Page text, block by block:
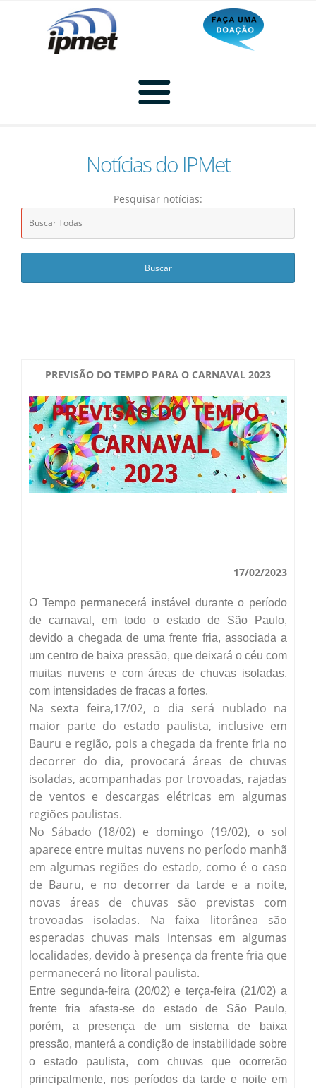
Home
Radar Animado
Radar GIS Local
Radar PPI GIS
Alertas no Telegram
Alertas na sua Cidade
Imagens de Satélite
Satélite GIS + Radar
Estação Meteorológica
Previsão Cidades
Umidade do Solo
Secas Bauru
Desastres Naturais
Balanços Mensais
Estações do Ano
Cadastro
Laudos Meteorológicos
Treinamento
Informações
Histórico
IPMet na FC
Observador Voluntário
Como Chegar
Notícias do IPMet
Pesquisar notícias:
PREVISÃO DO TEMPO PARA O CARNAVAL 2023
17/02/2023
O Tempo permanecerá instável durante o período
de carnaval, em todo o estado de São Paulo,
devido a chegada de uma frente fria, associada a
um centro de baixa pressão, que deixará o céu com
muitas nuvens e com áreas de chuvas isoladas,
com intensidades de fracas a fortes.
Na sexta feira,17/02, o dia será nublado na
maior parte do estado paulista, inclusive em
Bauru e região, pois a chegada da frente fria no
decorrer do dia, provocará áreas de chuvas
isoladas, acompanhadas por trovoadas, rajadas
de ventos e descargas elétricas em algumas
regiões paulistas.
No Sábado (18/02) e domingo (19/02), o sol
aparece entre muitas nuvens no período manhã
em algumas regiões do estado, como é o caso
de Bauru, e no decorrer da tarde e a noite,
novas áreas de chuvas são previstas com
trovoadas isoladas. Na faixa litorânea são
esperadas chuvas mais intensas em algumas
localidades, devido à presença da frente fria que
permanecerá no litoral paulista.
Entre segunda-feira (20/02) e terça-feira (21/02) a
frente fria afasta-se do estado de São Paulo,
porém, a presença de um sistema de baixa
pressão, manterá a condição de instabilidade sobre
o estado paulista, com chuvas que ocorrerão
principalmente, nos períodos da tarde e noite em